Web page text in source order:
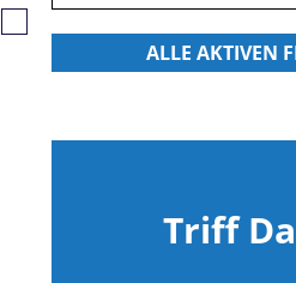
Gespeicherte
Triff